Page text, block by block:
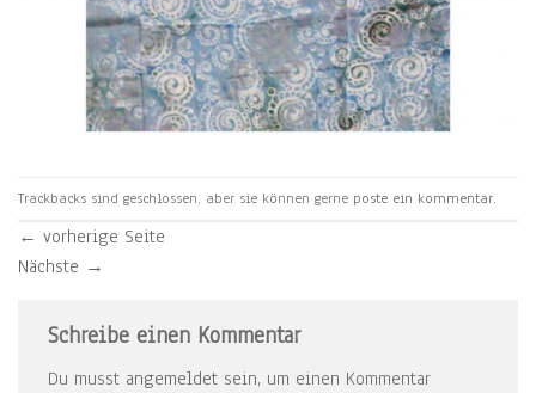
Trackbacks sind geschlossen, aber sie können gerne poste ein kommentar.
← vorherige Seite
Nächste →
Schreibe einen Kommentar
Du musst angemeldet sein, um einen Kommentar